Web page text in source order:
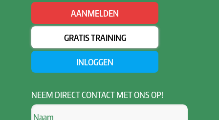
AANMELDEN
GRATIS TRAINING
INLOGGEN
NEEM DIRECT CONTACT MET ONS OP!